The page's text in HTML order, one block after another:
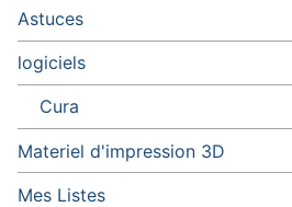
Astuces
logiciels
Cura
Materiel d'impression 3D
Mes Listes